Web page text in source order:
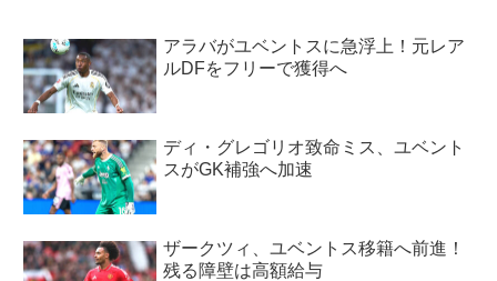
アラバがユベントスに急浮上！元レア
ルDFをフリーで獲得へ
ディ・グレゴリオ致命ミス、ユベント
スがGK補強へ加速
ザークツィ、ユベントス移籍へ前進！
残る障壁は高額給与